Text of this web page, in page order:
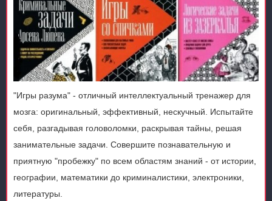
"Игры разума" - отличный интеллектуальный тренажер для
мозга: оригинальный, эффективный, нескучный. Испытайте
себя, разгадывая головоломки, раскрывая тайны, решая
занимательные задачи. Совершите познавательную и
приятную "пробежку" по всем областям знаний - от истории,
географии, математики до криминалистики, электроники,
литературы.